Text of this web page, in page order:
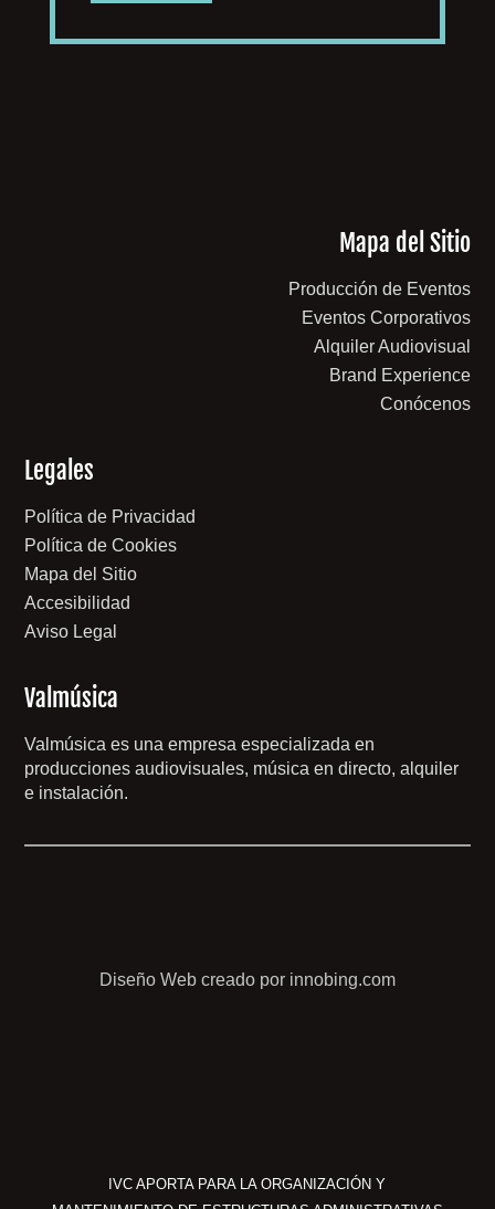
Mapa del Sitio
Producción de Eventos
Eventos Corporativos
Alquiler Audiovisual
Brand Experience
Conócenos
Legales
Política de Privacidad
Política de Cookies
Mapa del Sitio
Accesibilidad
Aviso Legal
Valmúsica
Valmúsica es una empresa especializada en
producciones audiovisuales, música en directo, alquiler
e instalación.
Diseño Web creado por innobing.com
IVC APORTA PARA LA ORGANIZACIÓN Y